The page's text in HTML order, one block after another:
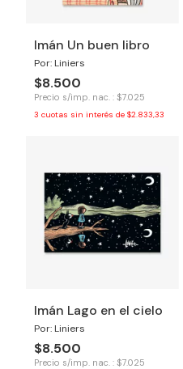
Imán Un buen libro
Por: Liniers
$8.500
Precio s/imp. nac. : $7.025
3 cuotas sin interés de $2.833,33
Imán Lago en el cielo
Por: Liniers
$8.500
Precio s/imp. nac. : $7.025